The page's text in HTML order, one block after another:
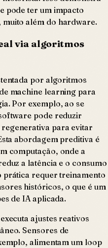
pode ter um impacto
além do hardware.
via algoritmos
por algoritmos
machine learning para
Por exemplo, ao se
pode reduzir
para evitar
abordagem preditiva é
computação, onde a
a latência e o consumo
prática requer treinamento
históricos, o que é um
de IA aplicada.
ajustes reativos
Sensores de
alimentam um loop